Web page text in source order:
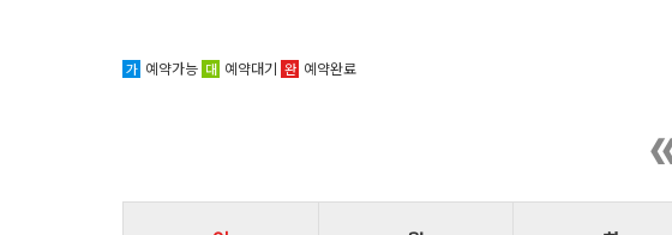
가 예약가능 대 예약대기 완 예약완료